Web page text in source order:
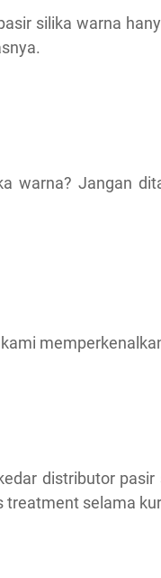
silika warna
warna? Jangan
distributor
treatment selama